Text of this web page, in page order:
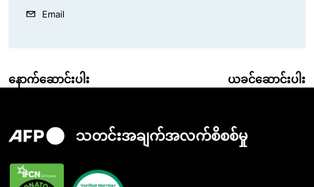
Email
နောက်ဆောင်းပါး ယခင်ဆောင်းပါး
သတင်းအချက်အလက်စိစစ်မှု